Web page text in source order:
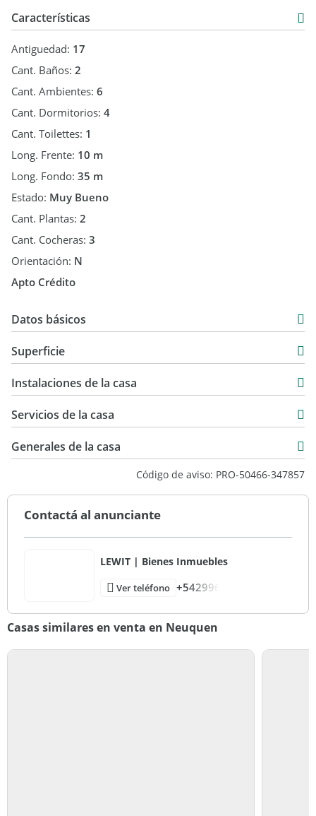
agente inmobiliario asociado es un intermediario entre los
potenciales clientes y el martillero. Todas las operaciones
inmobiliarias son promocionadas y concluidas por Martillero
público y corredor inmobiliario Matías Pablo Lewit, Mat. 783.
de rigor técnico y no son vinculantes.
Características
Antiguedad: 17
Cant. Baños: 2
Cant. Ambientes: 6
Cant. Dormitorios: 4
Cant. Toilettes: 1
Long. Frente: 10 m
Long. Fondo: 35 m
Estado: Muy Bueno
Cant. Plantas: 2
Cant. Cocheras: 3
Orientación: N
Apto Crédito
Datos básicos
Venta
USD 400.000
Superficie
357 m2
219 m2
Instalaciones de la casa
Servicios de la casa
Generales de la casa
Código de aviso: PRO-50466-347857
Contactá al anunciante
LEWIT | Bienes Inmuebles
Ver teléfono +542996
Casas similares en venta en Neuquen